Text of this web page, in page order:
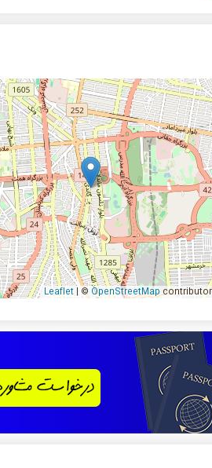
Leaflet | © OpenStreetMap